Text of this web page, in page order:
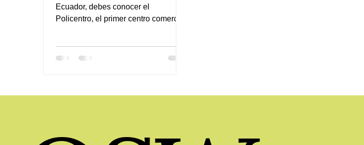
Ecuador, debes conocer el
Policentro, el primer centro comercial
constante renovación y actualización